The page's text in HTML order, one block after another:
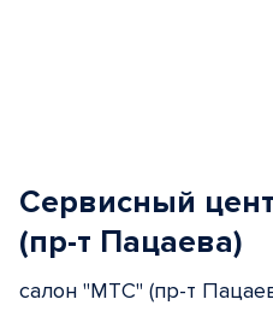
Сервисный
(пр-т Пацаева)
салон "МТС" (пр-т